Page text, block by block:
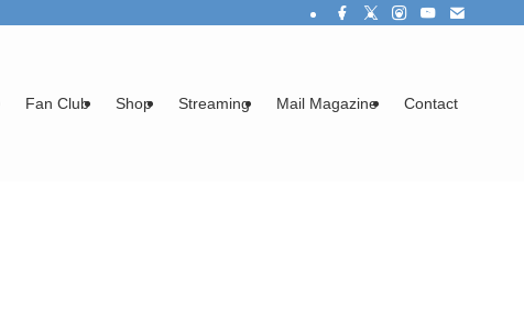
Fan Club Shop Streaming Mail Magazine Contact